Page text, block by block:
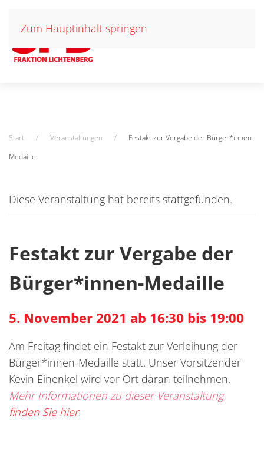
Zum Hauptinhalt springen
Start Veranstaltungen
Festakt zur Vergabe der Bürger*innen-
Medaille
Diese Veranstaltung hat bereits stattgefunden.
Festakt zur Vergabe der
Bürger*innen-Medaille
5. November 2021 ab 16:30 bis 19:00
Am Freitag findet ein Festakt zur Verleihung der
Bürger*innen-Medaille statt. Unser Vorsitzender
Kevin Einenkel wird vor Ort daran teilnehmen.
Mehr Informationen zu dieser Veranstaltung
finden Sie hier.